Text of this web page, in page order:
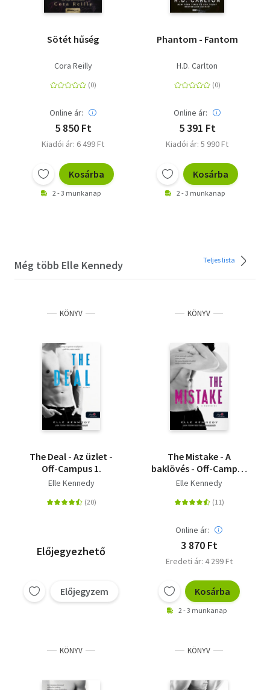
Sötét hűség
Cora Reilly
Online ár:
5 850 Ft
Kiadói ár: 6 499 Ft
Kosárba
2 - 3 munkanap
Phantom - Fantom
H.D. Carlton
Online ár:
5 391 Ft
Kiadói ár: 5 990 Ft
Kosárba
2 - 3 munkanap
Még több Elle Kennedy Teljes lista
KÖNYV
The Deal - Az üzlet -
Off-Campus 1.
Elle Kennedy
Előjegyezhető
Előjegyzem
KÖNYV
The Mistake - A
baklövés - Off-Campus
2.
Elle Kennedy
Online ár:
3 870 Ft
Eredeti ár: 4 299 Ft
Kosárba
2 - 3 munkanap
KÖNYV KÖNYV